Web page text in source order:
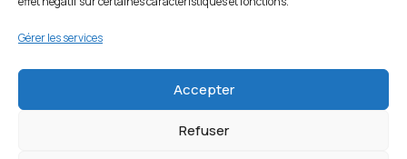
Gérer les services
Accepter
Refuser
Suivez nous